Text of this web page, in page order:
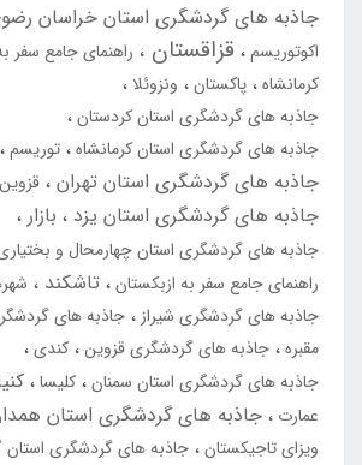
جاذبه های گردشگری استان خراسان
اکوتوریسم
قزاقستان
راهنمای جامع سفر
کرمانشاه پاکستان
ونزوئلا
جاذبه های گردشگری استان کردستان
جاذبه های گردشگری استان کرمانشاه توریسم
جاذبه های گردشگری استان تهران قزوین
جاذبه های گردشگری استان یزد بازار
جاذبه های گردشگری استان چهارمحال و
راهنمای جامع سفر به ازبکستان تاشکند
جاذبه های گردشگری شیراز
جاذبه های
مقبره جاذبه های گردشگری قزوین کندی
جاذبه های گردشگری استان سمنان کلیسا
عمارت جاذبه های گردشگری استان
ویزای تاجیکستان جاذبه های گردشگری استان